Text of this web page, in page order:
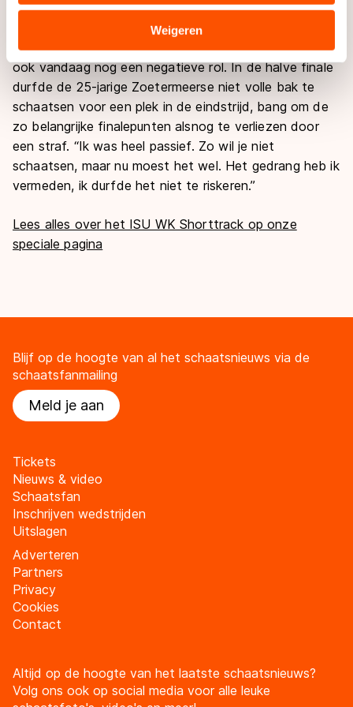
verstrekt of die zij hebben verzameld via hun services.
Sommige partners kunnen gegevens doorgeven aan
landen buiten de EU, zoals de VS, waar mogelijk geen
adequaat beschermingsniveau geldt volgens de GDPR.
Door op ‘Toestaan’ te klikken, stemt u in met deze
overdracht. Meer informatie vindt u in ons
cookiebeleid.
Weigeren
Toch speelde haar penalty van vrijdag, die om
onduidelijke reden aan Van Kerkhof werd uitgedeeld,
ook vandaag nog een negatieve rol. In de halve finale
durfde de 25-jarige Zoetermeerse niet volle bak te
schaatsen voor een plek in de eindstrijd, bang om de
zo belangrijke finalepunten alsnog te verliezen door
een straf. “Ik was heel passief. Zo wil je niet
schaatsen, maar nu moest het wel. Het gedrang heb ik
vermeden, ik durfde het niet te riskeren.”
Lees alles over het ISU WK Shorttrack op onze
speciale pagina
Blijf op de hoogte van al het schaatsnieuws via de
schaatsfanmailing
Meld je aan
Tickets
Nieuws & video
Schaatsfan
Inschrijven wedstrijden
Uitslagen
Adverteren
Partners
Privacy
Cookies
Contact
Altijd op de hoogte van het laatste schaatsnieuws?
Volg ons ook op social media voor alle leuke